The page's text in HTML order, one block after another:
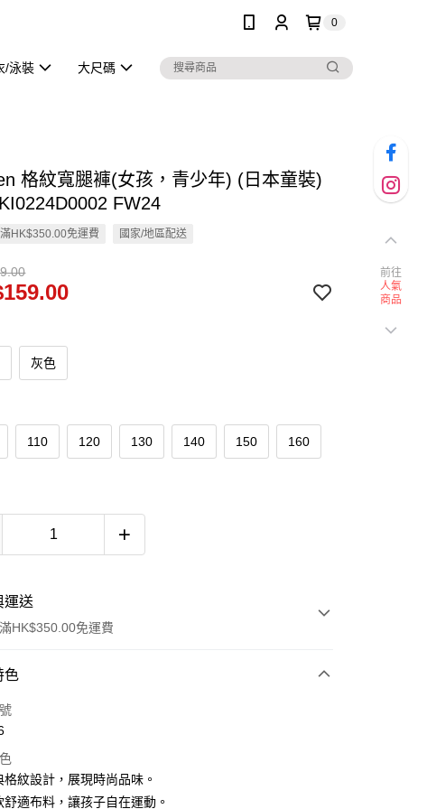
0
/泳裝 大尺碼
格紋寬腿褲(女孩，青少年) (日本童裝)
FW24
HK$350.00免運費 國家/地區配送
灰色
110 120 130 140 150 160
運送
HK$350.00免運費
式
色
格紋設計，展現時尚品味。
舒適布料，讓孩子自在運動。
前往
人氣
商品